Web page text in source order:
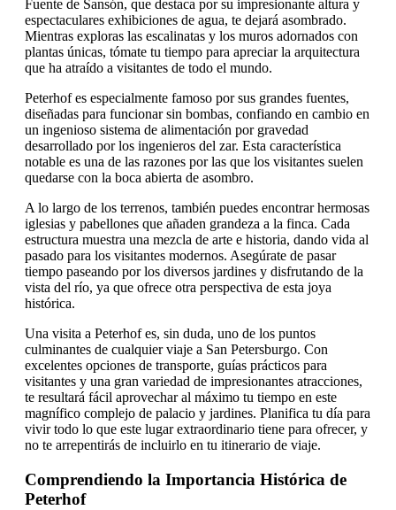
Fuente de Sansón, que destaca por su impresionante altura y
espectaculares exhibiciones de agua, te dejará asombrado.
Mientras exploras las escalinatas y los muros adornados con
plantas únicas, tómate tu tiempo para apreciar la arquitectura
que ha atraído a visitantes de todo el mundo.
Peterhof es especialmente famoso por sus grandes fuentes,
diseñadas para funcionar sin bombas, confiando en cambio en
un ingenioso sistema de alimentación por gravedad
desarrollado por los ingenieros del zar. Esta característica
notable es una de las razones por las que los visitantes suelen
quedarse con la boca abierta de asombro.
A lo largo de los terrenos, también puedes encontrar hermosas
iglesias y pabellones que añaden grandeza a la finca. Cada
estructura muestra una mezcla de arte e historia, dando vida al
pasado para los visitantes modernos. Asegúrate de pasar
tiempo paseando por los diversos jardines y disfrutando de la
vista del río, ya que ofrece otra perspectiva de esta joya
histórica.
Una visita a Peterhof es, sin duda, uno de los puntos
culminantes de cualquier viaje a San Petersburgo. Con
excelentes opciones de transporte, guías prácticos para
visitantes y una gran variedad de impresionantes atracciones,
te resultará fácil aprovechar al máximo tu tiempo en este
magnífico complejo de palacio y jardines. Planifica tu día para
vivir todo lo que este lugar extraordinario tiene para ofrecer, y
no te arrepentirás de incluirlo en tu itinerario de viaje.
Comprendiendo la Importancia Histórica de
Peterhof